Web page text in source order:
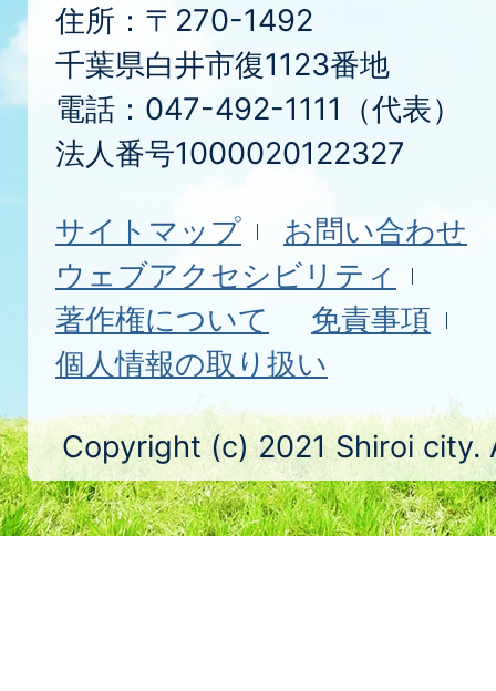
住所：〒270-1492
千葉県白井市復1123番地
電話：047-492-1111（代表）
法人番号1000020122327
サイトマップ
お問い合わせ
ウェブアクセシビリティ
著作権について
免責事項
個人情報の取り扱い
Copyright (c) 2021 Shiroi city.